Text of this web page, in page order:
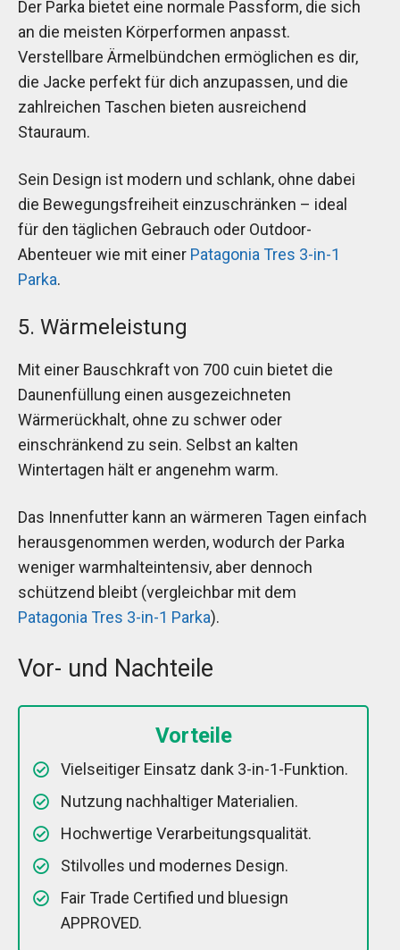
Der Parka bietet eine normale Passform, die sich
an die meisten Körperformen anpasst.
Verstellbare Ärmelbündchen ermöglichen es dir,
die Jacke perfekt für dich anzupassen, und die
zahlreichen Taschen bieten ausreichend
Stauraum.
Sein Design ist modern und schlank, ohne dabei
die Bewegungsfreiheit einzuschränken – ideal
für den täglichen Gebrauch oder Outdoor-
Abenteuer wie mit einer Patagonia Tres 3-in-1
Parka.
5. Wärmeleistung
Mit einer Bauschkraft von 700 cuin bietet die
Daunenfüllung einen ausgezeichneten
Wärmerückhalt, ohne zu schwer oder
einschränkend zu sein. Selbst an kalten
Wintertagen hält er angenehm warm.
Das Innenfutter kann an wärmeren Tagen einfach
herausgenommen werden, wodurch der Parka
weniger warmhalteintensiv, aber dennoch
schützend bleibt (vergleichbar mit dem
Patagonia Tres 3-in-1 Parka).
Vor- und Nachteile
Vorteile
Vielseitiger Einsatz dank 3-in-1-Funktion.
Nutzung nachhaltiger Materialien.
Hochwertige Verarbeitungsqualität.
Stilvolles und modernes Design.
Fair Trade Certified und bluesign
APPROVED.